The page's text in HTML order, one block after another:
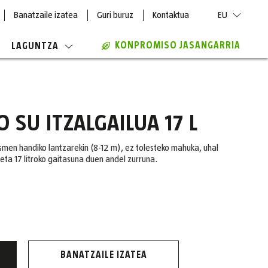
Banatzaile izatea Guri buruz Kontaktua EU
LAGUNTZA KONPROMISO JASANGARRIA
SU ITZALGAILUA 17 L
handiko lantzarekin (8-12 m), ez tolesteko mahuka, uhal
17 litroko gaitasuna duen andel zurruna.
BANATZAILE IZATEA